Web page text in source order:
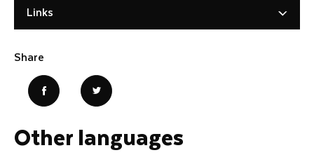
Links
Share
Other languages